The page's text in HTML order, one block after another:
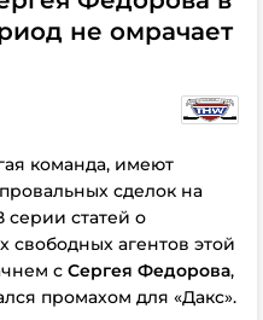
не омрачает
команда, имеют
сделок на
серии статей о
агентов этой
с Сергея Федорова,
промахом для «Дакс».